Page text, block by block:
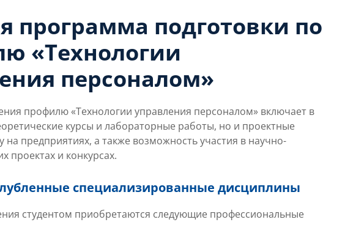
программа подготовки по
«Технологии
персоналом»
профилю «Технологии управления персоналом» включает в
курсы и лабораторные работы, но и проектные
на предприятиях, а также возможность участия в научно-
проектах и конкурсах.
специализированные дисциплины
студентом приобретаются следующие профессиональные